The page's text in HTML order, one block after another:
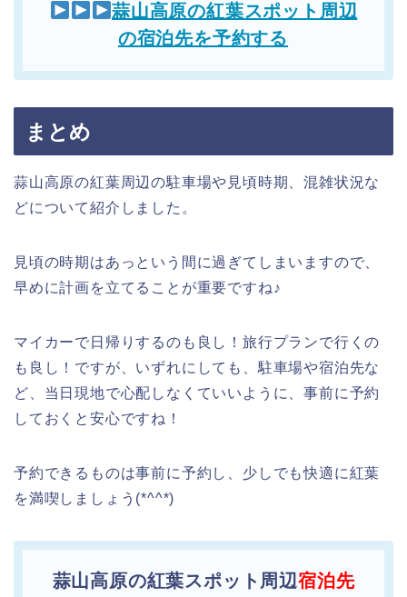
蒜山高原の紅葉スポット周辺
の宿泊先を予約する
まとめ
蒜山高原の紅葉周辺の駐車場や見頃時期、混雑状況な
どについて紹介しました。
見頃の時期はあっという間に過ぎてしまいますので、
早めに計画を立てることが重要ですね♪
マイカーで日帰りするのも良し！旅行プランで行くの
も良し！ですが、いずれにしても、駐車場や宿泊先な
ど、当日現地で心配しなくていいように、事前に予約
しておくと安心ですね！
予約できるものは事前に予約し、少しでも快適に紅葉
を満喫しましょう(*^^*)
蒜山高原の紅葉スポット周辺宿泊先